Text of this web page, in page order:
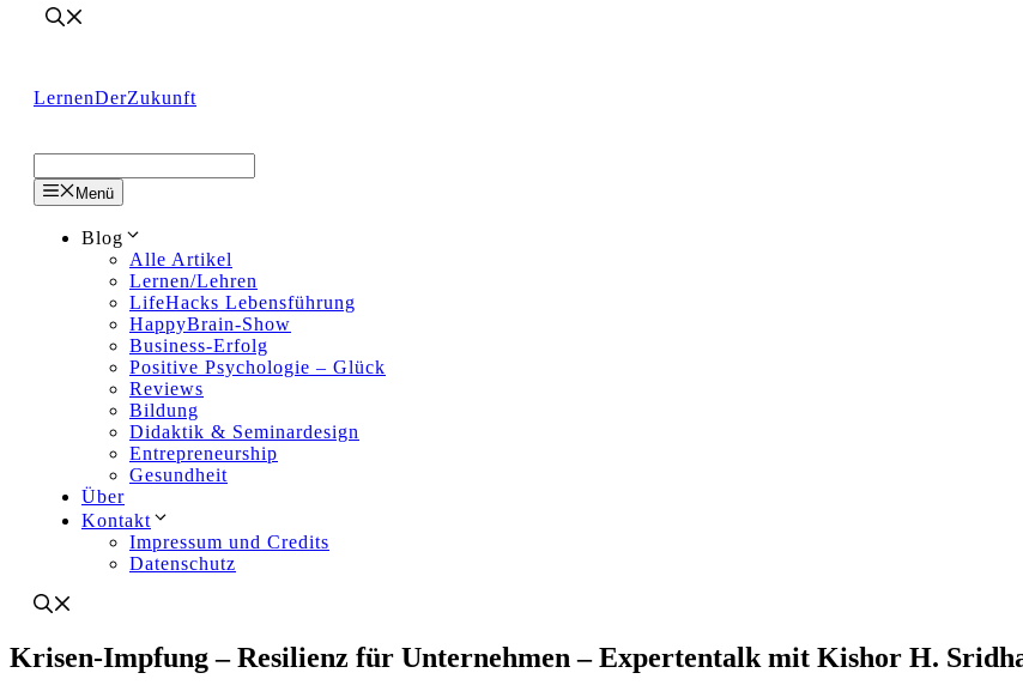
LernenDerZukunft
Menü
Blog
Alle Artikel
Lernen/Lehren
LifeHacks Lebensführung
HappyBrain-Show
Business-Erfolg
Positive Psychologie – Glück
Reviews
Bildung
Didaktik & Seminardesign
Entrepreneurship
Gesundheit
Über
Kontakt
Impressum und Credits
Datenschutz
Krisen-Impfung – Resilienz für Unternehmen – Expertentalk mit Kishor H.